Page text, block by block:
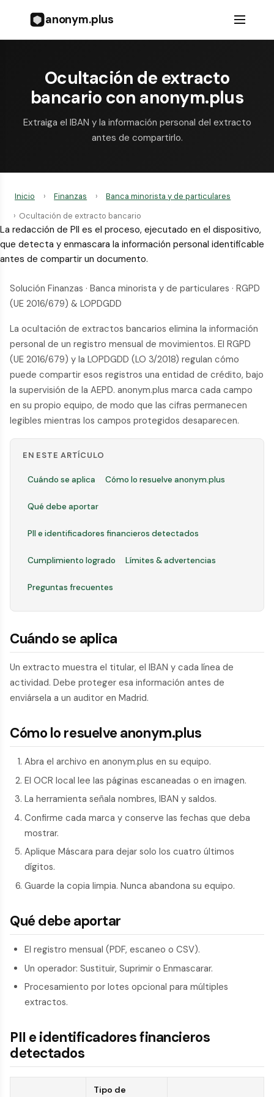
anonym.plus
Ocultación de extracto
bancario con anonym.plus
Extraiga el IBAN y la información personal del extracto
antes de compartirlo.
Inicio › Finanzas ›
Banca minorista y de particulares
› Ocultación de extracto bancario
La redacción de PII es el proceso, ejecutado en el dispositivo,
que detecta y enmascara la información personal identificable
antes de compartir un documento.
Solución Finanzas · Banca minorista y de particulares · RGPD
(UE 2016/679) & LOPDGDD
La ocultación de extractos bancarios elimina la información
personal de un registro mensual de movimientos. El RGPD
(UE 2016/679) y la LOPDGDD (LO 3/2018) regulan cómo
puede compartir esos registros una entidad de crédito, bajo
la supervisión de la AEPD. anonym.plus marca cada campo
en su propio equipo, de modo que las cifras permanecen
legibles mientras los campos protegidos desaparecen.
EN ESTE ARTÍCULO
Cuándo se aplica Cómo lo resuelve anonym.plus
Qué debe aportar
PII e identificadores financieros detectados
Cumplimiento logrado Límites & advertencias
Preguntas frecuentes
Cuándo se aplica
Un extracto muestra el titular, el IBAN y cada línea de
actividad. Debe proteger esa información antes de
enviársela a un auditor en Madrid.
Cómo lo resuelve anonym.plus
Abra el archivo en anonym.plus en su equipo.
El OCR local lee las páginas escaneadas o en imagen.
La herramienta señala nombres, IBAN y saldos.
Confirme cada marca y conserve las fechas que deba
mostrar.
Aplique Máscara para dejar solo los cuatro últimos
dígitos.
Guarde la copia limpia. Nunca abandona su equipo.
Qué debe aportar
El registro mensual (PDF, escaneo o CSV).
Un operador: Sustituir, Suprimir o Enmascarar.
Procesamiento por lotes opcional para múltiples
extractos.
PII e identificadores financieros
detectados
Tipo de